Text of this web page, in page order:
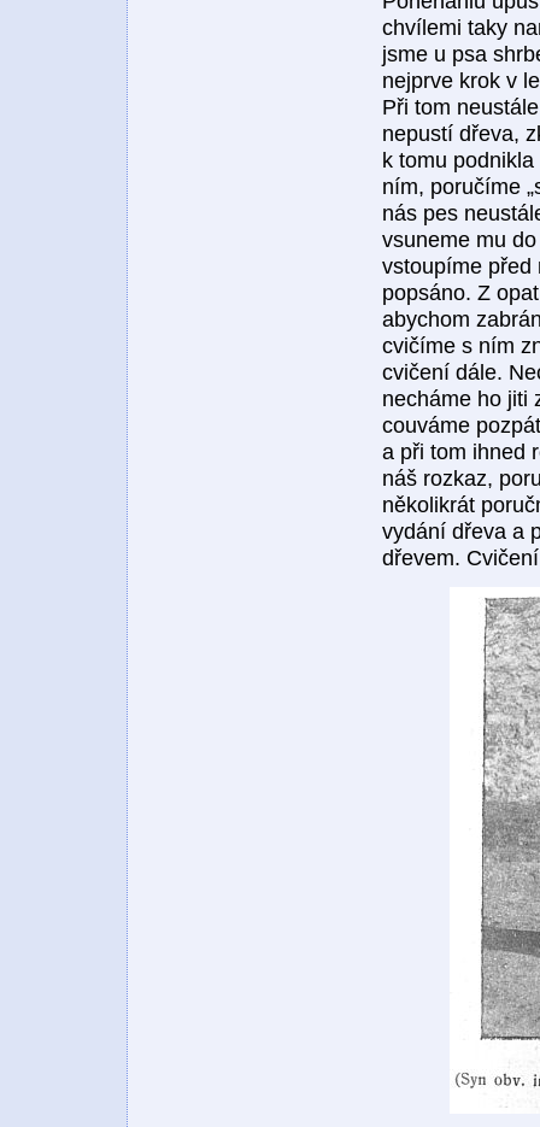
chvílemi taky
jsme u psa
nejprve krok v
Při tom
nepustí dřeva,
k tomu
ním, poručíme
nás pes
vsuneme mu
vstoupíme před
popsáno. Z
abychom
cvičíme s ním
cvičení dále.
necháme ho jiti
couváme
a při tom ihned
náš rozkaz,
několikrát
vydání dřeva a
dřevem.